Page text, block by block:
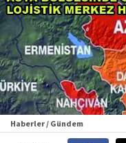
Haberler / Gündem